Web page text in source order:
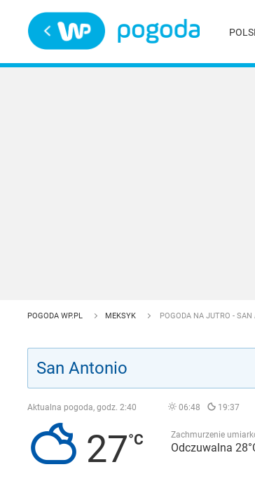
POGODA WP.PL MEKSYK POGODA NA JUTRO - SAN
Aktualna pogoda, godz. 2:40 06:48 19:37
27 Zachmurzenie
Odczuwalna